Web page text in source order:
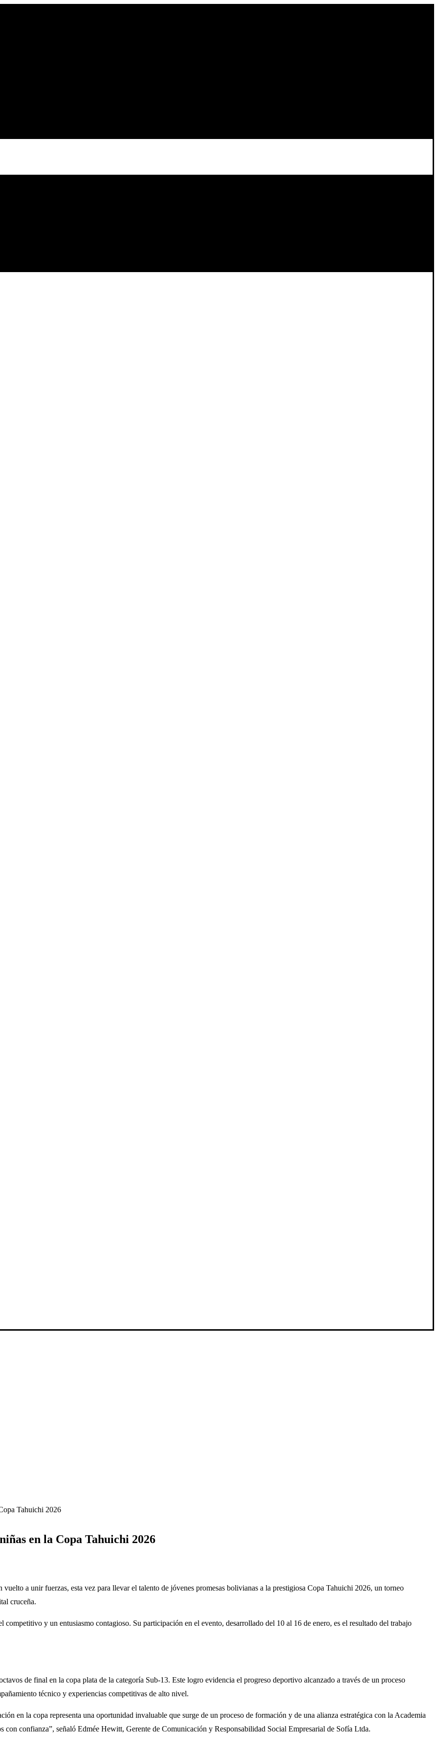
Tahuichi 2026
en la Copa Tahuichi 2026
a unir fuerzas, esta vez para llevar el talento de jóvenes promesas bolivianas a la prestigiosa Copa Tahuichi 2026, un torneo
cruceña.
y un entusiasmo contagioso. Su participación en el evento, desarrollado del 10 al 16 de enero, es el resultado del trabajo
de final en la copa plata de la categoría Sub-13. Este logro evidencia el progreso deportivo alcanzado a través de un proceso
técnico y experiencias competitivas de alto nivel.
en la copa representa una oportunidad invaluable que surge de un proceso de formación y de una alianza estratégica con la Academia
con confianza”, señaló Edmée Hewitt, Gerente de Comunicación y Responsabilidad Social Empresarial de Sofía Ltda.